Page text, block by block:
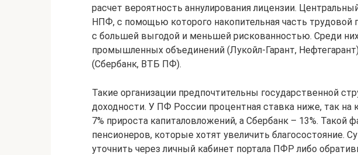
расчет вероятность аннулирования лицензии.
НПФ, с помощью которого накопительная часть
с большей выгодой и меньшей рискованностью. Среди
промышленных объединений (Лукойл-Гарант,
(Сбербанк, ВТБ ПФ).
Такие организации предпочтительны государственной
доходности. У ПФ России процентная ставка ниже, так на
7% прироста капиталовложений, а Сбербанк – 13%. Такой
пенсионеров, которые хотят увеличить благосостояние.
уточнить через личный кабинет портала ПФР либо